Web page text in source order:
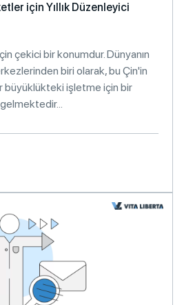
için Yıllık Düzenleyici
çekici bir konumdur. Dünyanın
biri olarak, bu Çin'in
büyüklükteki işletme için bir